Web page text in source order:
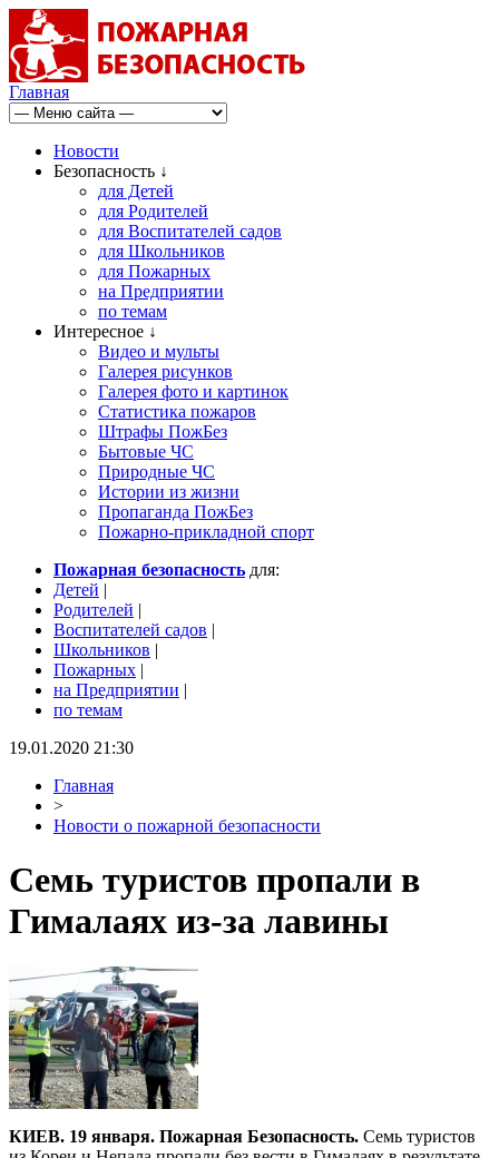
Главная
Новости
Безопасность ↓
для Детей
для Родителей
для Воспитателей садов
для Школьников
для Пожарных
на Предприятии
по темам
Интересное ↓
Видео и мульты
Галерея рисунков
Галерея фото и картинок
Статистика пожаров
Штрафы ПожБез
Бытовые ЧС
Природные ЧС
Истории из жизни
Пропаганда ПожБез
Пожарно-прикладной спорт
Пожарная безопасность для:
Детей |
Родителей |
Воспитателей садов |
Школьников |
Пожарных |
на Предприятии |
по темам
19.01.2020 21:30
Главная
>
Новости о пожарной безопасности
Семь туристов пропали в
Гималаях из-за лавины
КИЕВ. 19 января. Пожарная Безопасность. Семь туристов